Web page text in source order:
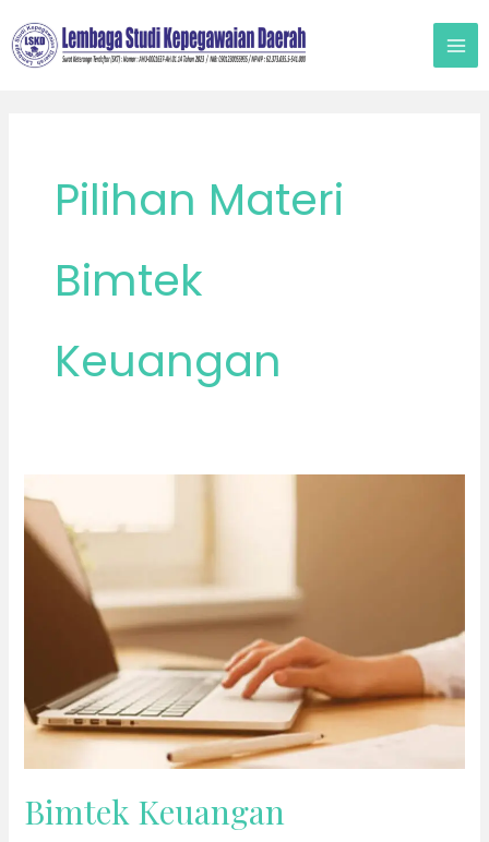
ke
konten
Pilihan Materi
Bimtek
Keuangan
Bimtek Keuangan
Keuangan